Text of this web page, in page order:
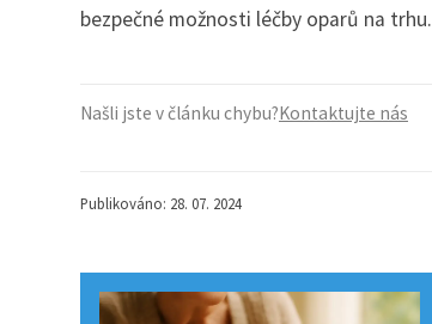
bezpečné možnosti léčby oparů na trhu.
Našli jste v článku chybu?Kontaktujte nás
Publikováno: 28. 07. 2024